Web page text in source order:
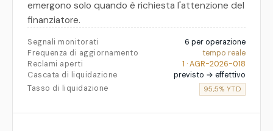
emergono solo quando è richiesta l'attenzione del
finanziatore.
Segnali monitorati
6 per operazione
Frequenza di aggiornamento
tempo reale
Reclami aperti
1 · AGR-2026-018
Cascata di liquidazione
previsto → effettivo
Tasso di liquidazione
95,5% YTD